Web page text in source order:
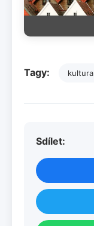
Tagy: kultura
Sdílet: